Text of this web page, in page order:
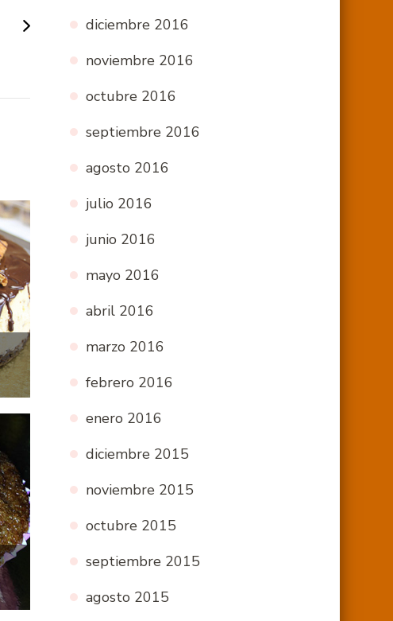
diciembre 2016
noviembre 2016
octubre 2016
septiembre 2016
agosto 2016
julio 2016
junio 2016
mayo 2016
abril 2016
marzo 2016
febrero 2016
enero 2016
diciembre 2015
noviembre 2015
octubre 2015
septiembre 2015
agosto 2015